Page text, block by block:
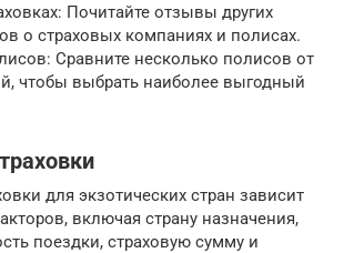
Почитайте отзывы других
о страховых компаниях и полисах.
Сравните несколько полисов от
чтобы выбрать наиболее выгодный
для экзотических стран зависит
включая страну назначения,
поездки, страховую сумму и